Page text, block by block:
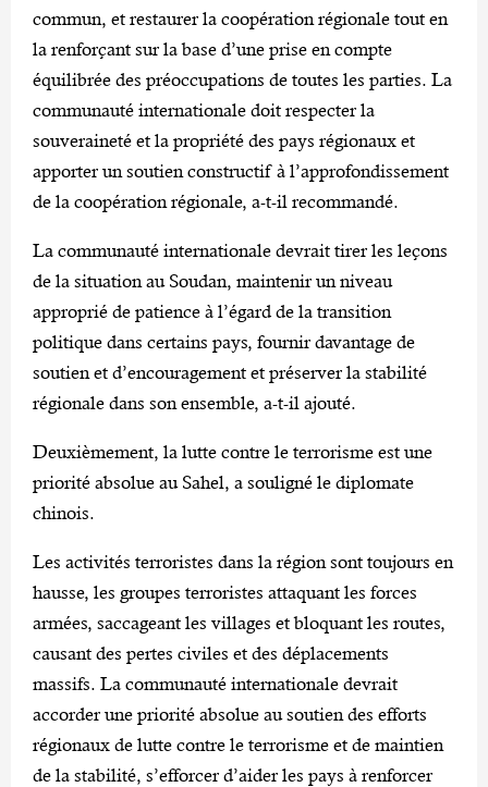
commun, et restaurer la coopération régionale tout en
la renforçant sur la base d’une prise en compte
équilibrée des préoccupations de toutes les parties. La
communauté internationale doit respecter la
souveraineté et la propriété des pays régionaux et
apporter un soutien constructif à l’approfondissement
de la coopération régionale, a-t-il recommandé.
La communauté internationale devrait tirer les leçons
de la situation au Soudan, maintenir un niveau
approprié de patience à l’égard de la transition
politique dans certains pays, fournir davantage de
soutien et d’encouragement et préserver la stabilité
régionale dans son ensemble, a-t-il ajouté.
Deuxièmement, la lutte contre le terrorisme est une
priorité absolue au Sahel, a souligné le diplomate
chinois.
Les activités terroristes dans la région sont toujours en
hausse, les groupes terroristes attaquant les forces
armées, saccageant les villages et bloquant les routes,
causant des pertes civiles et des déplacements
massifs. La communauté internationale devrait
accorder une priorité absolue au soutien des efforts
régionaux de lutte contre le terrorisme et de maintien
de la stabilité, s’efforcer d’aider les pays à renforcer